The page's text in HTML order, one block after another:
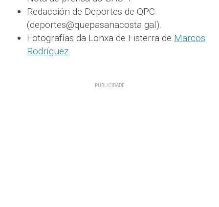
Redacción de Deportes de QPC
(deportes@quepasanacosta.gal).
Fotografías da Lonxa de Fisterra de Marcos
Rodríguez.